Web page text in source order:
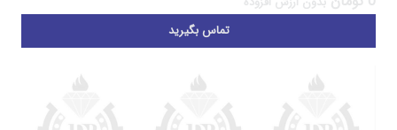
تماس بگیرید